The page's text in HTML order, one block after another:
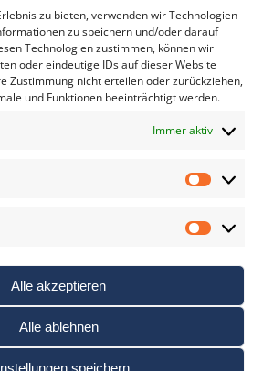
zu bieten, verwenden wir Technologien
zu speichern und/oder darauf
Technologien zustimmen, können wir
oder eindeutige IDs auf dieser Website
Zustimmung nicht erteilen oder zurückziehen,
und Funktionen beeinträchtigt werden.
Immer aktiv
Alle akzeptieren
Alle ablehnen
speichern
*